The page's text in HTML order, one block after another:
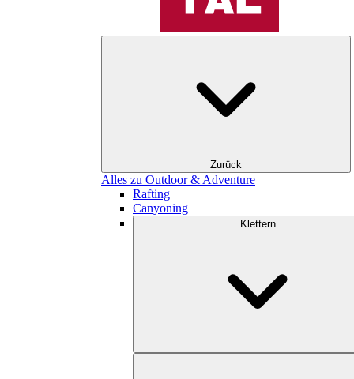
Zurück
Alles zu Outdoor & Adventure
Rafting
Canyoning
Klettern